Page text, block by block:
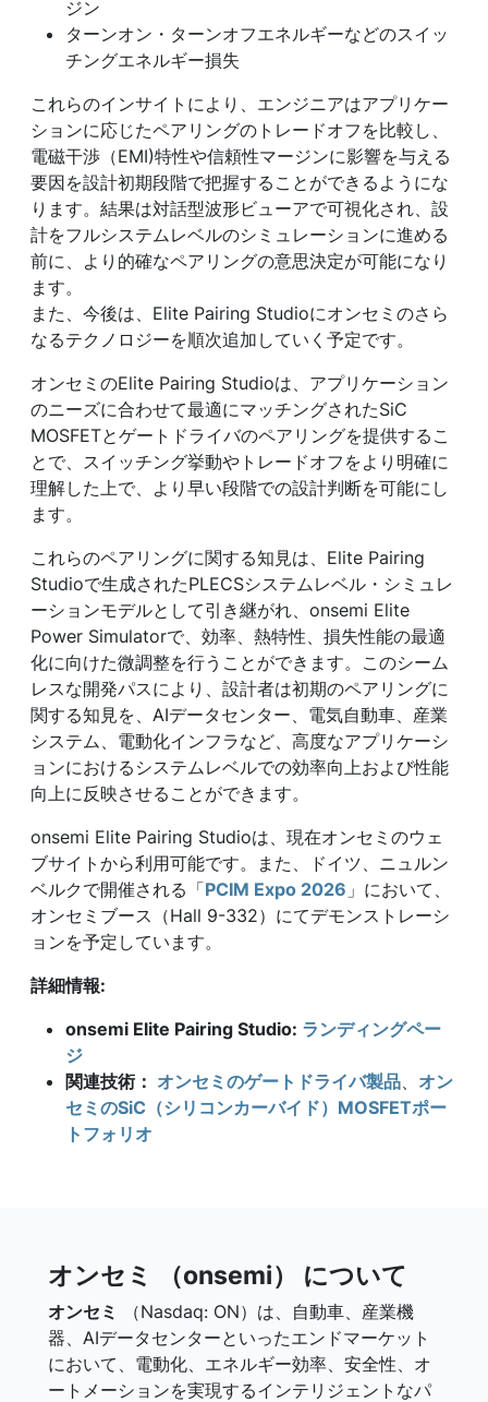
ジン
ターンオン・ターンオフエネルギーなどのスイッ
チングエネルギー損失
これらのインサイトにより、エンジニアはアプリケー
ションに応じたペアリングのトレードオフを比較し、
電磁干渉（EMI)特性や信頼性マージンに影響を与える
要因を設計初期段階で把握することができるようにな
ります。結果は対話型波形ビューアで可視化され、設
計をフルシステムレベルのシミュレーションに進める
前に、より的確なペアリングの意思決定が可能になり
ます。
また、今後は、Elite Pairing Studioにオンセミのさら
なるテクノロジーを順次追加していく予定です。
オンセミのElite Pairing Studioは、アプリケーション
のニーズに合わせて最適にマッチングされたSiC
MOSFETとゲートドライバのペアリングを提供するこ
とで、スイッチング挙動やトレードオフをより明確に
理解した上で、より早い段階での設計判断を可能にし
ます。
これらのペアリングに関する知見は、Elite Pairing
Studioで生成されたPLECSシステムレベル・シミュレ
ーションモデルとして引き継がれ、onsemi Elite
Power Simulatorで、効率、熱特性、損失性能の最適
化に向けた微調整を行うことができます。このシーム
レスな開発パスにより、設計者は初期のペアリングに
関する知見を、AIデータセンター、電気自動車、産業
システム、電動化インフラなど、高度なアプリケーシ
ョンにおけるシステムレベルでの効率向上および性能
向上に反映させることができます。
onsemi Elite Pairing Studioは、現在オンセミのウェ
ブサイトから利用可能です。また、ドイツ、ニュルン
ベルクで開催される「PCIM Expo 2026 」において、
オンセミブース（Hall 9-332）にてデモンストレーシ
ョンを予定しています。
詳細情報:
onsemi Elite Pairing Studio: ランディングペー
ジ
関連技術： オンセミのゲートドライバ製品、 オン
セミのSiC（シリコンカーバイド）MOSFETポー
トフォリオ
オンセミ （onsemi） について
オンセミ
（Nasdaq: ON）は、自動車、産業機
器、AIデータセンターといったエンドマーケット
において、電動化、エネルギー効率、安全性、オ
ートメーションを実現するインテリジェントなパ